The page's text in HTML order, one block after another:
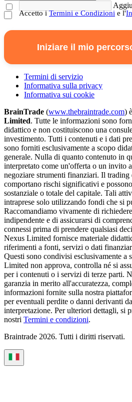
Accetto iTermini e Condizioni e l'
Iniziare il mio
Termini di servizio
Informativa sulla privacy
Informativa sui cookie
BrainTrade (www.thebraintrade.com)
Limited. Tutte le informazioni sono
didattico e non costituiscono una
investimento. Tutti i contenuti e i dati
sono forniti esclusivamente a scopo
generale. Nulla di quanto contenuto in
interpretato come un'offerta o un invito
negoziare strumenti finanziari. Il trading
comportano rischi significativi e
sostanziale o totale del capitale. Tali
intraprese solo utilizzando fondi che si
Raccomandiamo vivamente di
indipendente e di assicurarsi di
connessi prima di prendere qualsiasi
Nexus Limited fornisce materiale
riferimenti a fonti, servizi o dati
Questi sono condivisi esclusivamente a
Limited non approva, controlla né si
per i contenuti o i servizi di terze parti.
garanzia in merito all'accuratezza,
informazioni fornite sulla nostra
per eventuali perdite o danni derivanti
interpretazione. Per ulteriori dettagli, si
nostri Termini e condizioni.
Braintrade 2026. Tutti i diritti riservati.